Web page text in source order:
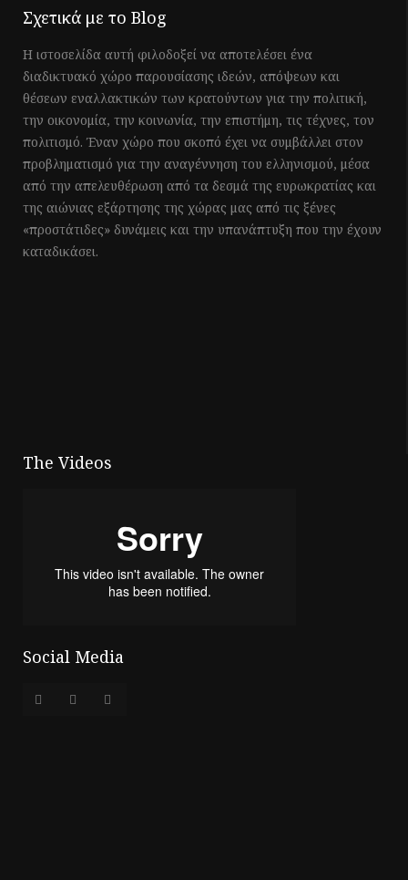
Σχετικά με το Blog
Η ιστοσελίδα αυτή φιλοδοξεί να αποτελέσει ένα
διαδικτυακό χώρο παρουσίασης ιδεών, απόψεων και
θέσεων εναλλακτικών των κρατούντων για την πολιτική,
την οικονομία, την κοινωνία, την επιστήμη, τις τέχνες, τον
πολιτισμό. Έναν χώρο που σκοπό έχει να συμβάλλει στον
προβληματισμό για την αναγέννηση του ελληνισμού, μέσα
από την απελευθέρωση από τα δεσμά της ευρωκρατίας και
της αιώνιας εξάρτησης της χώρας μας από τις ξένες
«προστάτιδες» δυνάμεις και την υπανάπτυξη που την έχουν
καταδικάσει.
The Videos
Social Media